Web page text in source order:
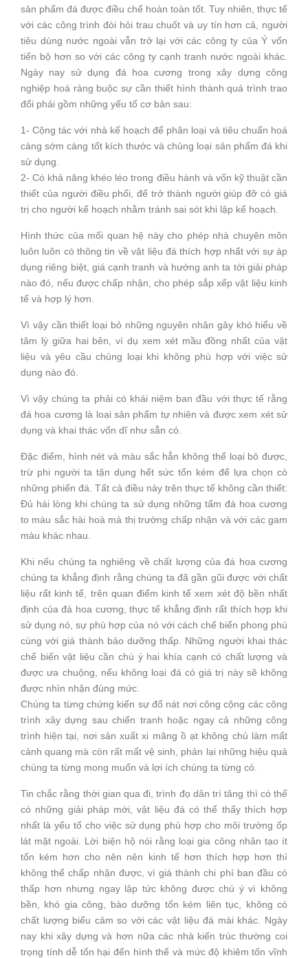
sản phẩm đá được điều chế hoàn toàn tốt. Tuy nhiên, thực tế
với các công trình đòi hỏi trau chuốt và uy tín hơn cả, người
tiêu dùng nước ngoài vẫn trở lại với các công ty của Ý vốn
tiến bộ hơn so với các công ty cạnh tranh nước ngoài khác.
Ngày nay sử dụng đá hoa cương trong xây dựng công
nghiệp hoá ràng buộc sự cần thiết hình thành quá trình trao
đổi phải gồm những yếu tố cơ bản sau:
1- Cộng tác với nhà kế hoạch để phân loại và tiêu chuẩn hoá
càng sớm càng tốt kích thước và chủng loại sản phẩm đá khi
sử dụng.
2- Có khả năng khéo léo trong điều hành và vốn kỹ thuật cần
thiết của người điều phối, để trở thành người giúp đỡ có giá
trị cho người kế hoạch nhằm tránh sai sót khi lập kế hoạch.
Hình thức của mối quan hệ này cho phép nhà chuyên môn
luôn luôn có thông tin về vật liệu đá thích hợp nhất với sự áp
dụng riêng biệt, giá cạnh tranh và hướng anh ta tới giải pháp
nào đó, nếu được chấp nhận, cho phép sắp xếp vật liệu kinh
tế và hợp lý hơn.
Vì vậy cần thiết loại bỏ những nguyên nhân gây khó hiểu về
tâm lý giữa hai bên, ví dụ xem xét mầu đồng nhất của vật
liệu và yêu cầu chủng loại khi không phù hợp với việc sử
dụng nào đó.
Vì vậy chúng ta phải có khái niệm ban đầu với thực tế rằng
đá hoa cương là loại sản phẩm tự nhiên và được xem xét sử
dụng và khai thác vốn dĩ như sẵn có.
Đặc điểm, hình nét và màu sắc hẳn không thể loại bỏ được,
trừ phi người ta tận dụng hết sức tốn kém để lựa chọn có
những phiến đá. Tất cả điều này trên thực tế không cần thiết:
Đủ hài lòng khi chúng ta sử dụng những tấm đá hoa cương
to màu sắc hài hoà mà thị trường chấp nhận và với các gam
màu khác nhau.
Khi nếu chúng ta nghiêng về chất lượng của đá hoa cương
chúng ta khẳng định rằng chúng ta đã gần gũi được với chất
liệu rất kinh tế, trên quan điểm kinh tế xem xét độ bền nhất
định của đá hoa cương, thực tế khẳng định rất thích hợp khi
sử dụng nó, sự phù hợp của nó với cách chế biến phong phú
cùng với giá thành bảo dưỡng thấp. Những người khai thác
chế biến vật liệu cần chú ý hai khía cạnh có chất lượng và
được ưa chuộng, nếu không loại đá có giá trị này sẽ không
được nhìn nhận đúng mức.
Chúng ta từng chứng kiến sự đổ nát nơi công cộng các công
trình xây dựng sau chiến tranh hoặc ngay cả những công
trình hiện tại, nơi sản xuất xi măng ồ ạt không chủ làm mất
cảnh quang mà còn rất mất vệ sinh, phản lại những hiệu quả
chúng ta từng mong muốn và lợi ích chúng ta từng có.
Tin chắc rằng thời gian qua đi, trình đọ dân trí tăng thì có thể
có những giải pháp mới, vật liệu đá có thể thấy thích hợp
nhất là yếu tố cho việc sử dụng phù hợp cho môi trường ốp
lát mặt ngoài. Lời biện hộ nói rằng loại gia công nhân tạo ít
tốn kém hơn cho nên nên kinh tế hơn thích hợp hơn thì
không thể chấp nhận được, vì giá thành chi phí ban đầu có
thấp hơn nhưng ngay lập tức không được chú ý vì không
bền, khó gia công, bào dưỡng tốn kém liên tục, không có
chất lượng biểu cảm so với các vật liệu đá mài khác. Ngày
nay khi xây dựng và hơn nữa các nhà kiến trúc thường coi
trọng tính dễ tổn hại đến hình thể và mức độ khiêm tốn vĩnh